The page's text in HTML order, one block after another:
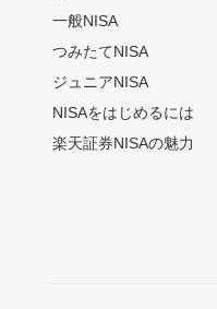
一般NISA
つみたてNISA
ジュニアNISA
NISAをはじめるには
楽天証券NISAの魅力